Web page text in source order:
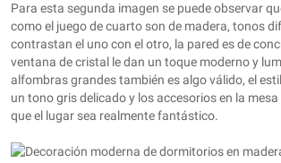
Para esta segunda imagen se puede observar
como el juego de cuarto son de madera, tonos
contrastan el uno con el otro, la pared es de
ventana de cristal le dan un toque moderno y
alfombras grandes también es algo válido, el
un tono gris delicado y los accesorios en la
que el lugar sea realmente fantástico.